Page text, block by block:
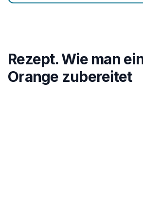
Rezept. Wie man
Orange zubereitet